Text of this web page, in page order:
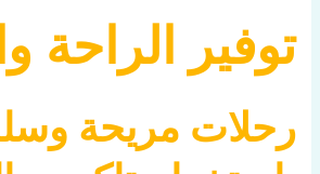
توفير الراحة
رحلات مريحة